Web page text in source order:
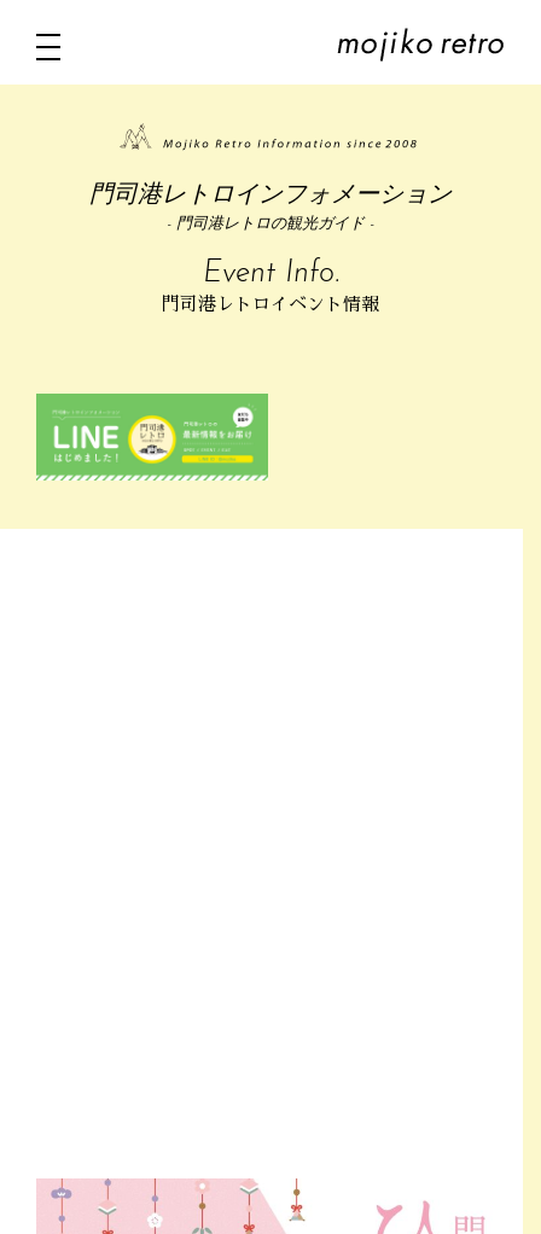
門司港レトロインフォメーション
- 門司港レトロの観光ガイド -
Event Info.
門司港レトロイベント情報